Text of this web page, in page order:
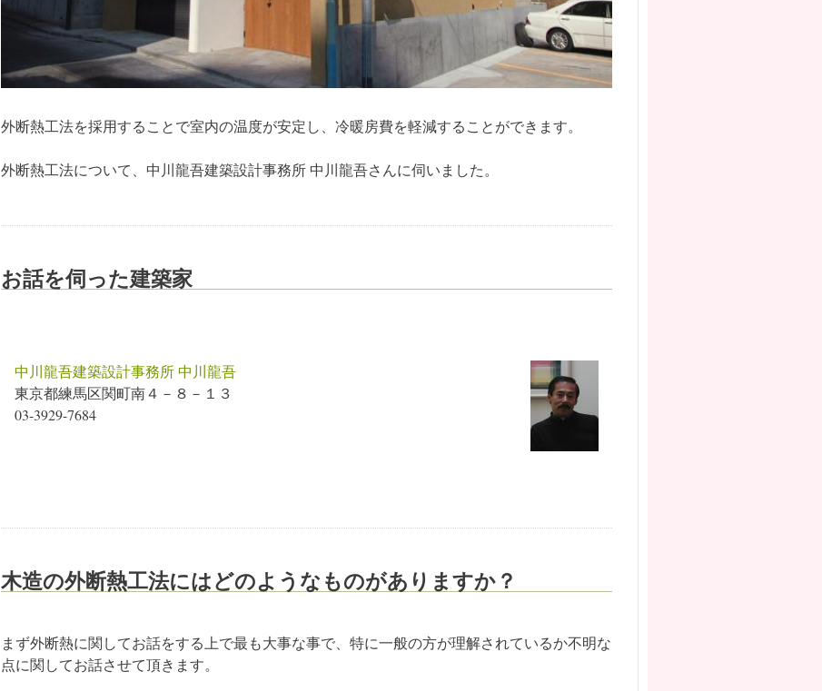
外断熱工法を採用することで室内の温度が安定し、冷暖房費を軽減することができます。
外断熱工法について、中川龍吾建築設計事務所 中川龍吾さんに伺いました。
お話を伺った建築家
中川龍吾建築設計事務所 中川龍吾
東京都練馬区関町南４－８－１３
03-3929-7684
木造の外断熱工法にはどのようなものがありますか？
まず外断熱に関してお話をする上で最も大事な事で、特に一般の方が理解されているか不明な
点に関してお話させて頂きます。